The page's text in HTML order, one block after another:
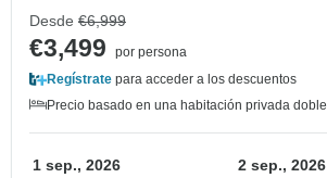
Desde €6,999
€3,499
por persona
Regístrate para acceder a los descuentos
Precio basado en una habitación privada doble
1 sep., 2026 2 sep., 2026